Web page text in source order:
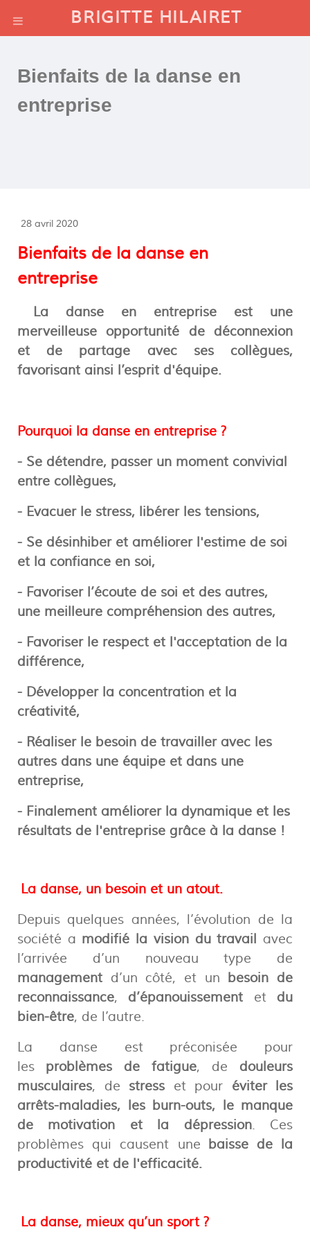
BRIGITTE HILAIRET
Bienfaits de la danse en
entreprise
28 avril 2020
Bienfaits de la danse en
entreprise
La danse en entreprise est une
merveilleuse opportunité de déconnexion
et de partage avec ses collègues,
favorisant ainsi l’esprit d'équipe.
Pourquoi la danse en entreprise ?
- Se détendre, passer un moment convivial
entre collègues,
- Evacuer le stress, libérer les tensions,
- Se désinhiber et améliorer l'estime de soi
et la confiance en soi,
- Favoriser l’écoute de soi et des autres,
une meilleure compréhension des autres,
- Favoriser le respect et l'acceptation de la
différence,
- Développer la concentration et la
créativité,
- Réaliser le besoin de travailler avec les
autres dans une équipe et dans une
entreprise,
- Finalement améliorer la dynamique et les
résultats de l'entreprise grâce à la danse !
La danse, un besoin et un atout.
Depuis quelques années, l’évolution de la
société a modifié la vision du travail avec
l’arrivée d’un nouveau type de
management d’un côté, et un besoin de
reconnaissance, d’épanouissement et du
bien-être, de l’autre.
La danse est préconisée pour
les problèmes de fatigue, de douleurs
musculaires, de stress et pour éviter les
arrêts-maladies, les burn-outs, le manque
de motivation et la dépression. Ces
problèmes qui causent une baisse de la
productivité et de l'efficacité.
La danse, mieux qu’un sport ?